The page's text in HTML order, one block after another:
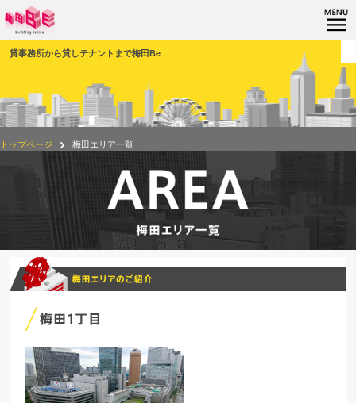
貸事務所から貸しテナントまで梅田Be
トップページ 梅田エリア一覧